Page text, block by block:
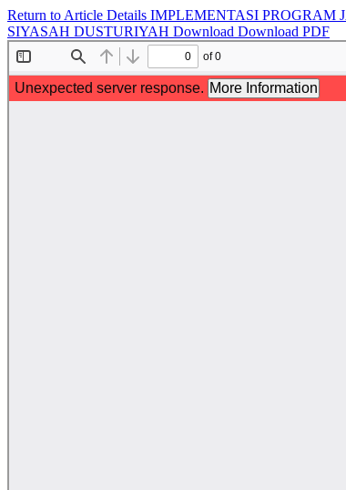
Return to Article Details IMPLEMENTASI
SIYASAH DUSTURIYAH Download Download PDF